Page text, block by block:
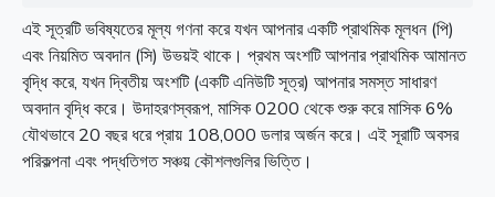
এই সূত্রটি ভবিষ্যতের মূল্য গণনা করে যখন আপনার একটি প্রাথমিক মূলধন (পি)
এবং নিয়মিত অবদান (সি) উভয়ই থাকে। প্রথম অংশটি আপনার প্রাথমিক আমানত
বৃদ্ধি করে, যখন দ্বিতীয় অংশটি (একটি এনিউটি সূত্র) আপনার সমস্ত সাধারণ
অবদান বৃদ্ধি করে। উদাহরণস্বরূপ, মাসিক 0200 থেকে শুরু করে মাসিক 6%
যৌথভাবে 20 বছর ধরে প্রায় 108,000 ডলার অর্জন করে। এই সূরাটি অবসর
পরিকল্পনা এবং পদ্ধতিগত সঞ্চয় কৌশলগুলির ভিত্তি।